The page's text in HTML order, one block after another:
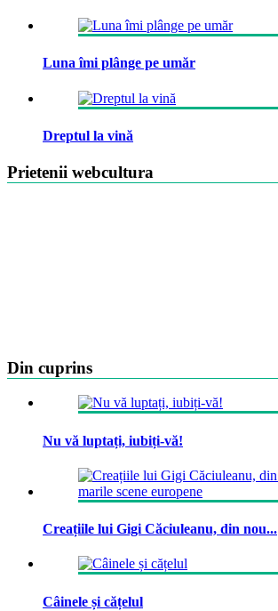
Luna îmi plânge pe umăr
Dreptul la vină
Prietenii webcultura
Din cuprins
Nu vă luptați, iubiți-vă!
Creațiile lui Gigi Căciuleanu, din nou...
Câinele și cățelul